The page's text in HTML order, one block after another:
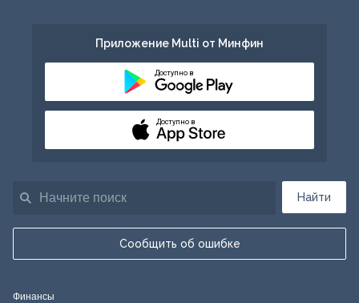
Найти
Сообщить об ошибке
Приложение Multi от Минфин
Доступно в
Доступно в
Финансы